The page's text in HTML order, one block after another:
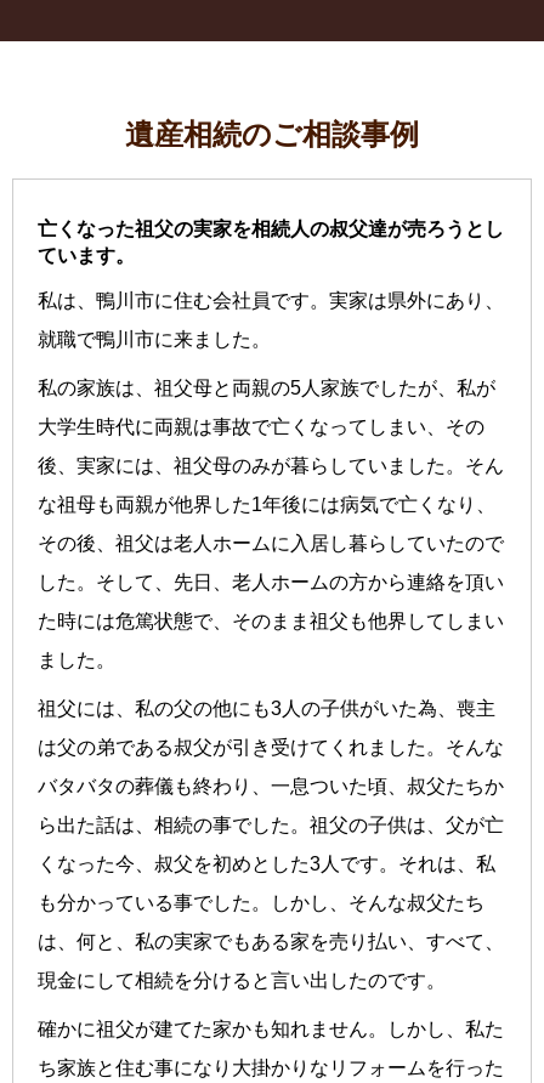
遺産相続のご相談事例
亡くなった祖父の実家を相続人の叔父達が売ろうとし
ています。
私は、鴨川市に住む会社員です。実家は県外にあり、
就職で鴨川市に来ました。
私の家族は、祖父母と両親の5人家族でしたが、私が
大学生時代に両親は事故で亡くなってしまい、その
後、実家には、祖父母のみが暮らしていました。そん
な祖母も両親が他界した1年後には病気で亡くなり、
その後、祖父は老人ホームに入居し暮らしていたので
した。そして、先日、老人ホームの方から連絡を頂い
た時には危篤状態で、そのまま祖父も他界してしまい
ました。
祖父には、私の父の他にも3人の子供がいた為、喪主
は父の弟である叔父が引き受けてくれました。そんな
バタバタの葬儀も終わり、一息ついた頃、叔父たちか
ら出た話は、相続の事でした。祖父の子供は、父が亡
くなった今、叔父を初めとした3人です。それは、私
も分かっている事でした。しかし、そんな叔父たち
は、何と、私の実家でもある家を売り払い、すべて、
現金にして相続を分けると言い出したのです。
確かに祖父が建てた家かも知れません。しかし、私た
ち家族と住む事になり大掛かりなリフォームを行った